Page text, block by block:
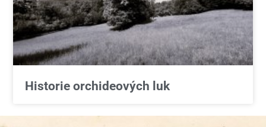
Historie orchideových luk